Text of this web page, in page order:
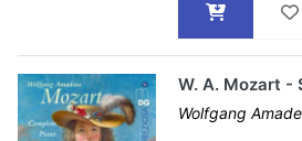
W. A. Mozart -
Wolfgang